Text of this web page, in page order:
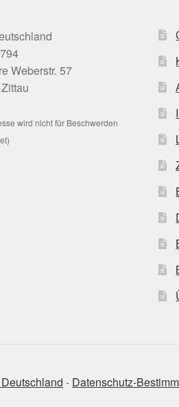
Weberstr. 57
wird nicht für Beschwerden
- Datenschutz-